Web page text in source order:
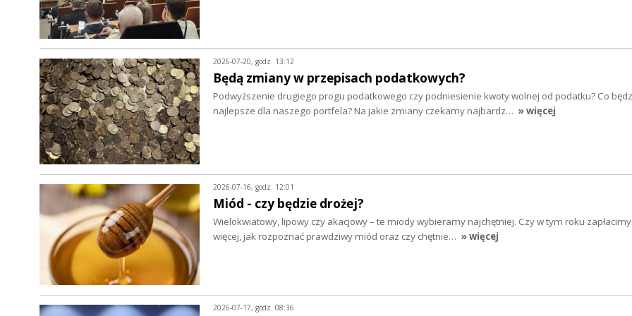
2026-07-20, godz. 13:12
Będą zmiany w przepisach podatkowych?
Podwyższenie drugiego progu podatkowego czy podniesienie kwoty wolnej od podatku? Co
najlepsze dla naszego portfela? Na jakie zmiany czekamy najbardz… » więcej
2026-07-16, godz. 12:01
Miód - czy będzie drożej?
Wielokwiatowy, lipowy czy akacjowy – te miody wybieramy najchętniej. Czy w tym roku
więcej, jak rozpoznać prawdziwy miód oraz czy chętnie… » więcej
2026-07-17, godz. 08:36